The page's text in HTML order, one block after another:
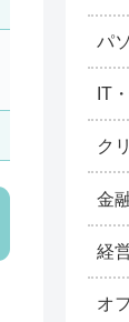
パ
IT
ク
金
経
オ